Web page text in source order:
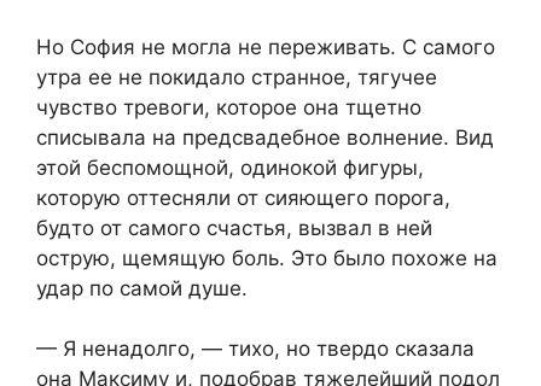
Но София не могла не переживать. С самого
утра ее не покидало странное, тягучее
чувство тревоги, которое она тщетно
списывала на предсвадебное волнение. Вид
этой беспомощной, одинокой фигуры,
которую оттесняли от сияющего порога,
будто от самого счастья, вызвал в ней
острую, щемящую боль. Это было похоже на
удар по самой душе.
— Я ненадолго, — тихо, но твердо сказала
она Максиму и, подобрав тяжелейший подол